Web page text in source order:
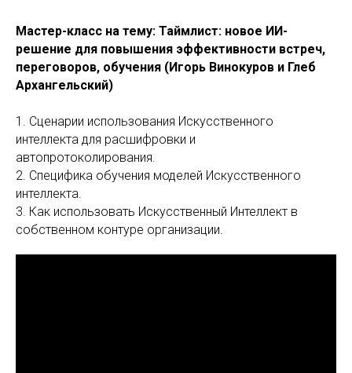
Мастер-класс на тему: Таймлист: новое ИИ-
решение для повышения эффективности встреч,
переговоров, обучения (Игорь Винокуров и Глеб
Архангельский)
1. Сценарии использования Искусственного
интеллекта для расшифровки и
автопротоколирования.
2. Специфика обучения моделей Искусственного
интеллекта.
3. Как использовать Искусственный Интеллект в
собственном контуре организации.